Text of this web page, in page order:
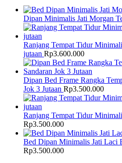
Dipan Minimalis Jati Morgan
Ranjang Tempat Tidur
jutaan Rp3.600.000
Dipan Bed Frame Rangka
Jok 3 Jutaan Rp3.500.000
Ranjang Tempat Tidur
Rp3.500.000
Bed Dipan Minimalis Jati Laci
Rp3.500.000